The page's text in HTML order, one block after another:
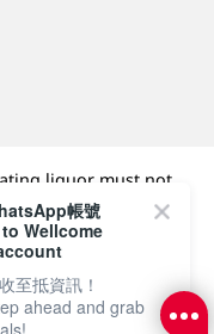
liquor must not
18) in the course of
年人 (18 歲以下人士)
帳號
Wellcome
至抵資訊！
ahead and grab